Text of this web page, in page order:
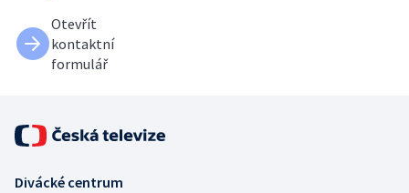
Otevřít
kontaktní
formulář
Divácké centrum